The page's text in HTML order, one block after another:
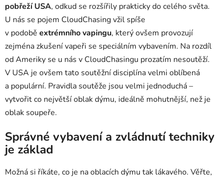
pobřeží USA, odkud se rozšířily prakticky do celého světa.
U nás se pojem CloudChasing vžil spíše
v podobě extrémního vapingu, který ovšem provozují
zejména zkušení vapeři se speciálním vybavením. Na rozdíl
od Ameriky se u nás v CloudChasingu prozatím nesoutěží.
V USA je ovšem tato soutěžní disciplína velmi oblíbená
a populární. Pravidla soutěže jsou velmi jednoduchá –
vytvořit co největší oblak dýmu, ideálně mohutnější, než je
oblak soupeře.
Správné vybavení a zvládnutí techniky
je základ
Možná si říkáte, co je na oblacích dýmu tak lákavého. Věřte,